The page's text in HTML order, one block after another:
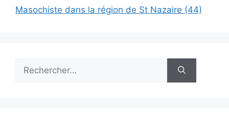
Masochiste dans la région de St Nazaire (44)